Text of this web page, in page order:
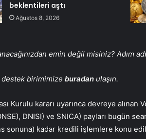
beklentileri aştı
Ağustos 8, 2026
emin değil misiniz? Adım
destek birimimize buradan ulaşın.
Kurulu kararı uyarınca devreye alınan
), DNISI) ve SNICA) payları bugün
sonuna) kadar kredili işlemlere konu